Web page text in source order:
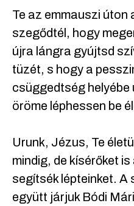
Te az emmauszi úton
szegődtél, hogy
újra lángra gyújtsd
tüzét, s hogy a
csüggedtség helyébe
öröme léphessen be
Urunk, Jézus, Te
mindig, de kísérőket
segítsék lépteinket.
együtt járjuk Bódi